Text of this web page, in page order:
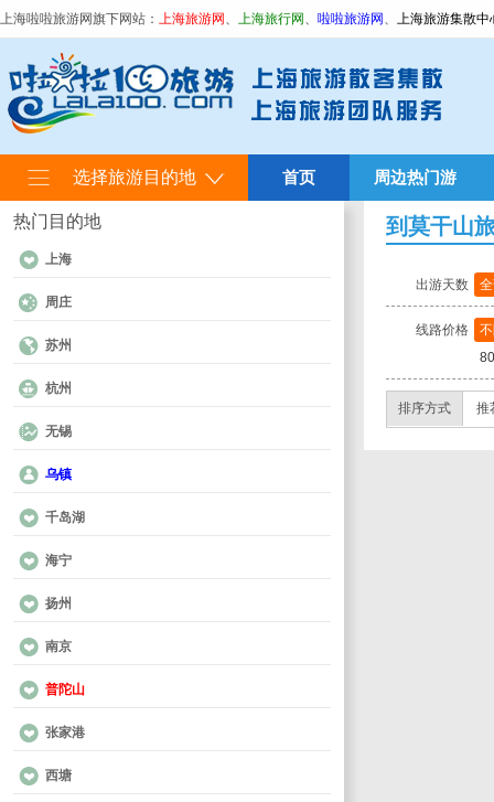
上海啦啦旅游网旗下网站： 上海旅游网 、 上海旅行网 、 啦啦旅游网 、 上海旅游集散中
选择旅游目的地 首页 周边热门游
热门目的地
上海
周庄
苏州
杭州
无锡
乌镇
千岛湖
海宁
扬州
南京
普陀山
张家港
西塘
到莫干山
出游天数
线路价格
排序方式 推